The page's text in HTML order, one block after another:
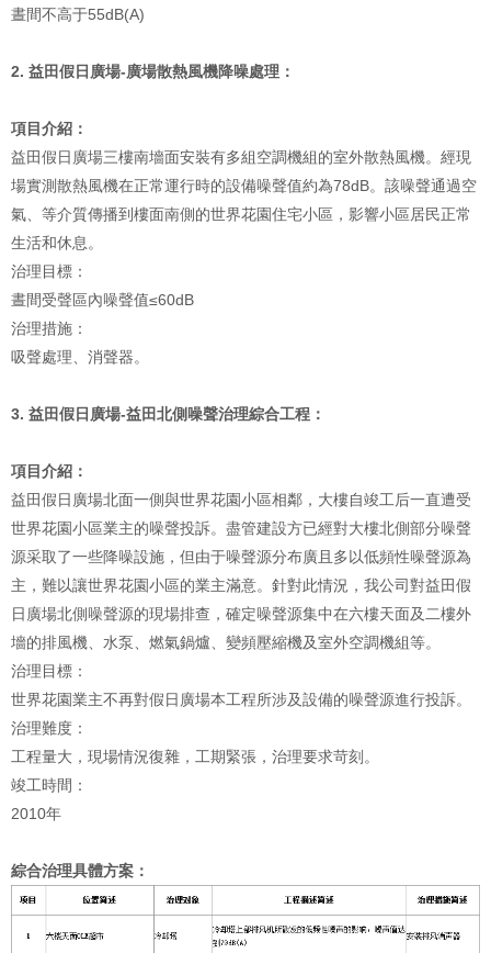
晝間不高于55dB(A)
2. 益田假日廣場-廣場散熱風機降噪處理：
項目介紹：
益田假日廣場三樓南墻面安裝有多組空調機組的室外散熱風機。經現
場實測散熱風機在正常運行時的設備噪聲值約為78dB。該噪聲通過空
氣、等介質傳播到樓面南側的世界花園住宅小區，影響小區居民正常
生活和休息。
治理目標：
晝間受聲區內噪聲值≤60dB
治理措施：
吸聲處理、消聲器。
3. 益田假日廣場-益田北側噪聲治理綜合工程：
項目介紹：
益田假日廣場北面一側與世界花園小區相鄰，大樓自竣工后一直遭受
世界花園小區業主的噪聲投訴。盡管建設方已經對大樓北側部分噪聲
源采取了一些降噪設施，但由于噪聲源分布廣且多以低頻性噪聲源為
主，難以讓世界花園小區的業主滿意。針對此情況，我公司對益田假
日廣場北側噪聲源的現場排查，確定噪聲源集中在六樓天面及二樓外
墻的排風機、水泵、燃氣鍋爐、變頻壓縮機及室外空調機組等。
治理目標：
世界花園業主不再對假日廣場本工程所涉及設備的噪聲源進行投訴。
治理難度：
工程量大，現場情況復雜，工期緊張，治理要求苛刻。
竣工時間：
2010年
綜合治理具體方案：